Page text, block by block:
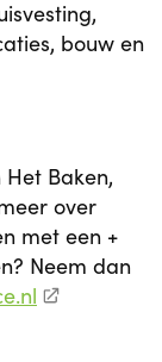
bouw en
Baken,
over
met een +
Neem dan